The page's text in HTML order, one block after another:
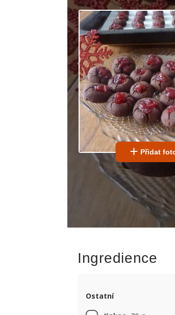
Přidat
Ingredience
Ostatní